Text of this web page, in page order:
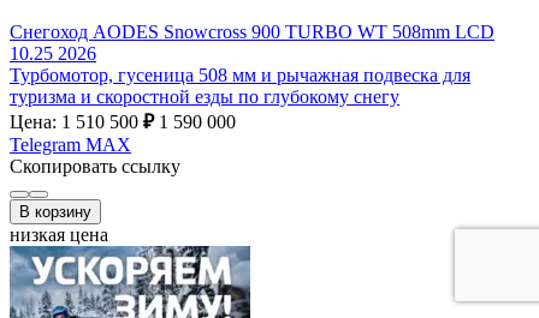
Снегоход AODES Snowcross 900 TURBO WT 508mm LCD
10.25 2026
Турбомотор, гусеница 508 мм и рычажная подвеска для
туризма и скоростной езды по глубокому снегу
Цена: 1 510 500 ₽ 1 590 000
Telegram MAX
Скопировать ссылку
В корзину
низкая цена